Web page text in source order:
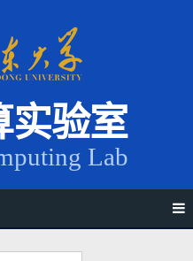
实验室
Lab